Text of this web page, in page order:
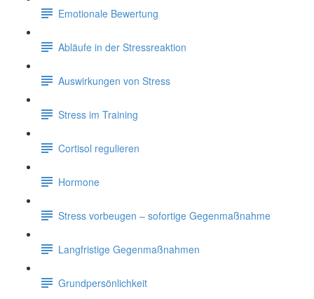
Emotionale Bewertung
Abläufe in der Stressreaktion
Auswirkungen von Stress
Stress im Training
Cortisol regulieren
Hormone
Stress vorbeugen – sofortige Gegenmaßnahme
Langfristige Gegenmaßnahmen
Grundpersönlichkeit